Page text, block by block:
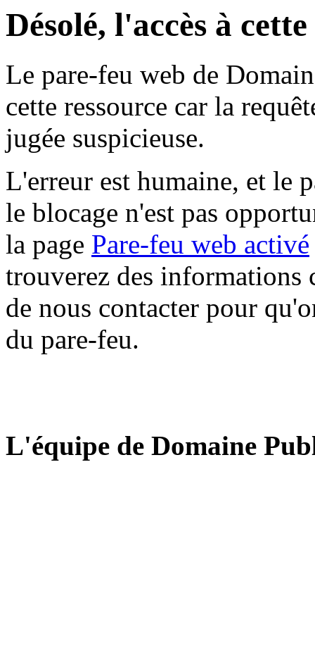
Désolé, l'accès à
Le pare-feu web de
cette ressource car la
jugée suspicieuse.
L'erreur est humaine, et le
le blocage n'est pas
la page Pare-feu web activé
trouverez des informations
de nous contacter pour
du pare-feu.
L'équipe de Domaine